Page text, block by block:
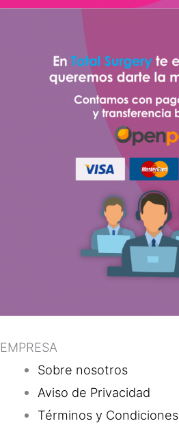
EMPRESA
Sobre nosotros
Aviso de Privacidad
Términos y Condiciones